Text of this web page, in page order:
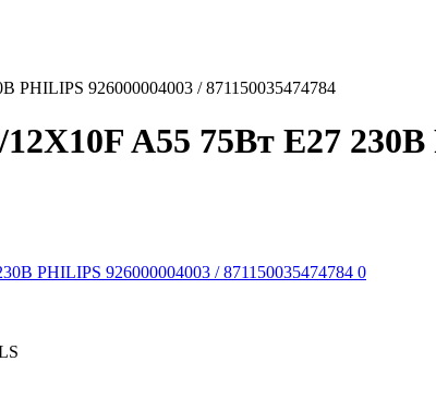
PHILIPS 926000004003 / 871150035474784
A55 75Вт E27 230В